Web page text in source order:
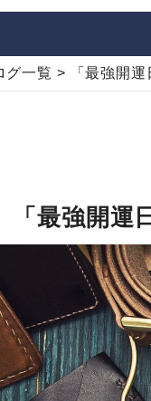
グ一覧 > 「最強開
「最強開